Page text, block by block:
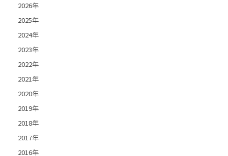
2026年
2025年
2024年
2023年
2022年
2021年
2020年
2019年
2018年
2017年
2016年